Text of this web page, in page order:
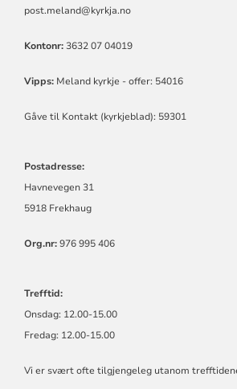
post.meland@kyrkja.no
Kontonr:3632 07 04019
Vipps:Meland kyrkje - offer: 54016
Gåve til Kontakt (kyrkjeblad): 59301
Postadresse:
Havnevegen 31
5918 Frekhaug
Org.nr:976 995 406
Trefftid:
Onsdag: 12.00-15.00
Fredag: 12.00-15.00
Vi er svært ofte tilgjengeleg utanom